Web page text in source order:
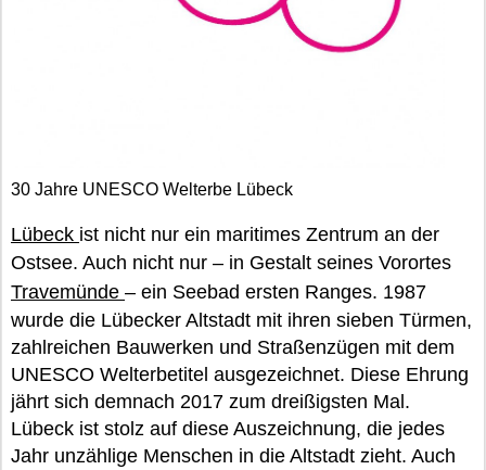
30 Jahre UNESCO Welterbe Lübeck
Lübeck ist nicht nur ein maritimes Zentrum an der
Ostsee. Auch nicht nur – in Gestalt seines Vorortes
Travemünde – ein Seebad ersten Ranges. 1987
wurde die Lübecker Altstadt mit ihren sieben Türmen,
zahlreichen Bauwerken und Straßenzügen mit dem
UNESCO Welterbetitel ausgezeichnet. Diese Ehrung
jährt sich demnach 2017 zum dreißigsten Mal.
Lübeck ist stolz auf diese Auszeichnung, die jedes
Jahr unzählige Menschen in die Altstadt zieht. Auch